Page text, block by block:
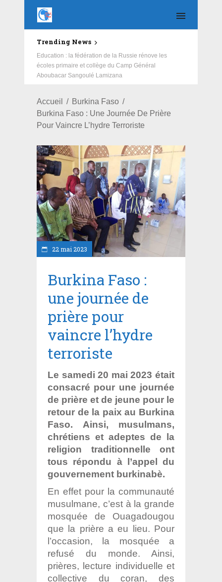
Trending News
Education : la fédération de la Russie rénove les
écoles primaire et collège du Camp Général
Aboubacar Sangoulé Lamizana
Accueil
Burkina Faso
Burkina Faso : Une Journée De Prière
Pour Vaincre L’hydre Terroriste
22 mai 2023
Burkina Faso :
une journée de
prière pour
vaincre l’hydre
terroriste
Le samedi 20 mai 2023 était
consacré pour une journée
de prière et de jeune pour le
retour de la paix au Burkina
Faso. Ainsi, musulmans,
chrétiens et adeptes de la
religion traditionnelle ont
tous répondu à l’appel du
gouvernement burkinabè.
En effet pour la communauté
musulmane, c’est à la grande
mosquée de Ouagadougou
que la prière a eu lieu. Pour
l’occasion, la mosquée a
refusé du monde. Ainsi,
prières, lecture individuelle et
collective du coran, des